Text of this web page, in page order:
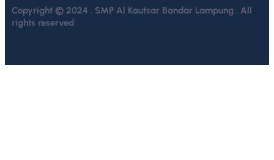
Copyright © 2024 . SMP Al Kautsar Bandar Lampung . All
rights reserved